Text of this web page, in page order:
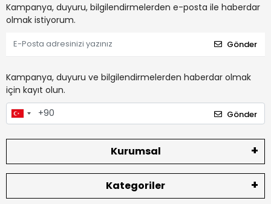
Kampanya, duyuru, bilgilendirmelerden e-posta ile haberdar
olmak istiyorum.
Gönder
Kampanya, duyuru ve bilgilendirmelerden haberdar olmak
için kayıt olun.
Gönder
Kurumsal
Kategoriler